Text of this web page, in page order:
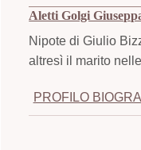
Aletti Golgi
Nipote di Giulio
altresì il marito
PROFILO